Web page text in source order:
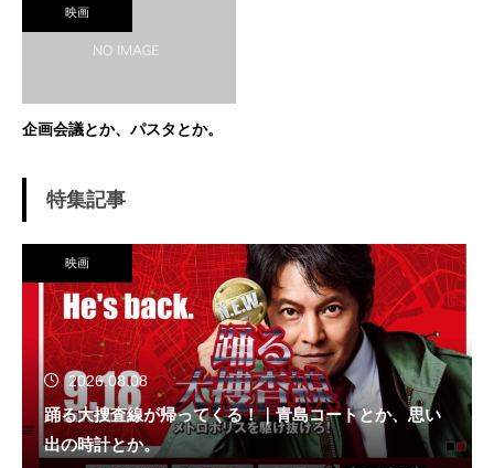
映画
企画会議とか、パスタとか。
特集記事
映画
2026.08.08
踊る大捜査線が帰ってくる！｜青島コートとか、思い
出の時計とか。